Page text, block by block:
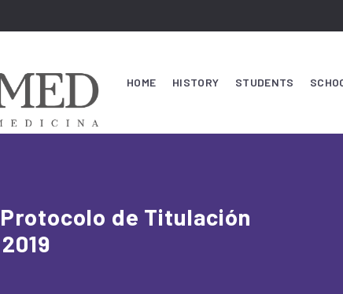
HOME HISTORY STUDENTS
de Titulación